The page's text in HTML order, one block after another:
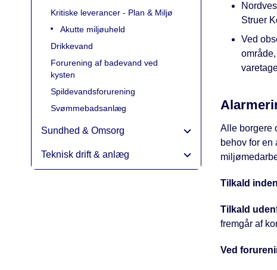
Kritiske leverancer - Plan & Miljø
Akutte miljøuheld
Drikkevand
Forurening af badevand ved
kysten
Spildevandsforurening
Svømmebadsanlæg
Sundhed & Omsorg
Teknisk drift & anlæg
Struer
Ved
Alle borgere
behov for
Tilkald
Tilkald
fremgår af
Ved